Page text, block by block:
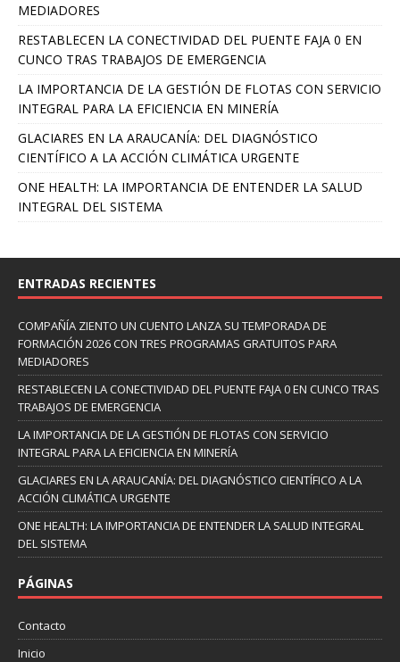
MEDIADORES
RESTABLECEN LA CONECTIVIDAD DEL PUENTE FAJA 0 EN
CUNCO TRAS TRABAJOS DE EMERGENCIA
LA IMPORTANCIA DE LA GESTIÓN DE FLOTAS CON SERVICIO
INTEGRAL PARA LA EFICIENCIA EN MINERÍA
GLACIARES EN LA ARAUCANÍA: DEL DIAGNÓSTICO
CIENTÍFICO A LA ACCIÓN CLIMÁTICA URGENTE
ONE HEALTH: LA IMPORTANCIA DE ENTENDER LA SALUD
INTEGRAL DEL SISTEMA
ENTRADAS RECIENTES
COMPAÑÍA ZIENTO UN CUENTO LANZA SU TEMPORADA DE
FORMACIÓN 2026 CON TRES PROGRAMAS GRATUITOS PARA
MEDIADORES
RESTABLECEN LA CONECTIVIDAD DEL PUENTE FAJA 0 EN CUNCO TRAS
TRABAJOS DE EMERGENCIA
LA IMPORTANCIA DE LA GESTIÓN DE FLOTAS CON SERVICIO
INTEGRAL PARA LA EFICIENCIA EN MINERÍA
GLACIARES EN LA ARAUCANÍA: DEL DIAGNÓSTICO CIENTÍFICO A LA
ACCIÓN CLIMÁTICA URGENTE
ONE HEALTH: LA IMPORTANCIA DE ENTENDER LA SALUD INTEGRAL
DEL SISTEMA
PÁGINAS
Contacto
Inicio